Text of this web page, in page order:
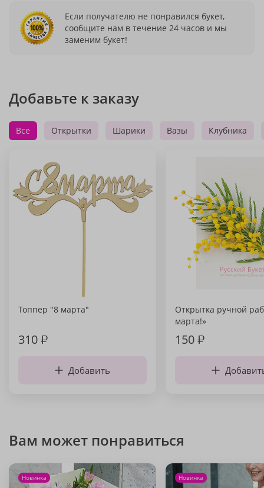
Если получателю не понравился букет,
сообщите нам в течение 24 часов и мы
заменим букет!
Добавьте к заказу
Все Открытки Шарики Вазы Клубника
Топпер "8 марта"
310₽
Добавить
Открытка ручной
марта!»
150₽
Вам может понравиться
Новинка Новинка